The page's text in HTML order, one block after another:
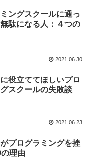
ングスクールに通っ
駄になる人：４つの
2021.06.30
役立ててほしいプロ
スクールの失敗談
2021.06.23
プログラミングを挫
理由